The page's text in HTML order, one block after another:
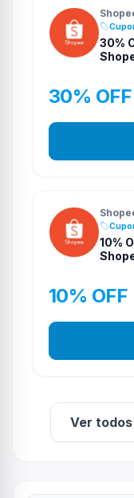
30%
30% OFF
10%
10% OFF
Ver